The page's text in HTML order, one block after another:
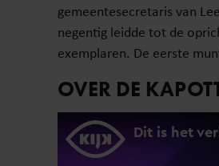
gemeentesecretaris van
negentig leidde tot de
exemplaren. De eerste
OVER DE